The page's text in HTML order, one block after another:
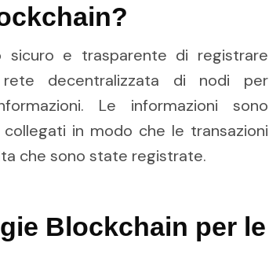
sicuro e trasparente di registrare
rete decentralizzata di nodi per
Le informazioni sono
in modo che le transazioni
che sono state registrate.
Blockchain per le